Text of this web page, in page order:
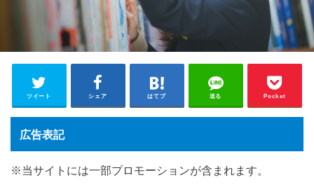
ツイート シェア はてブ 送る Pocket
広告表記
※当サイトには一部プロモーションが含まれます。